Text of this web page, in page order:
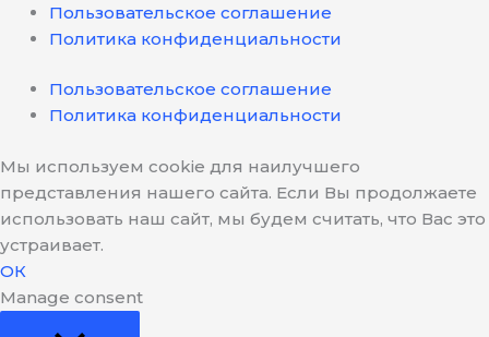
Пользовательское соглашение
Политика конфиденциальности
Пользовательское соглашение
Политика конфиденциальности
Мы используем cookie для наилучшего
представления нашего сайта. Если Вы продолжаете
использовать наш сайт, мы будем считать, что Вас это
устраивает.
ОК
Manage consent